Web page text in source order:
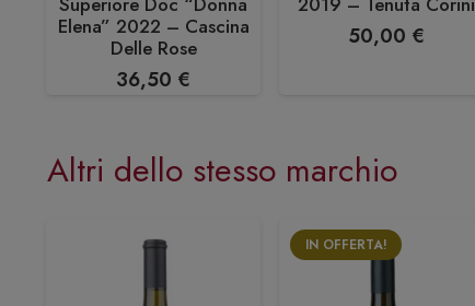
Elena” 2022 – Cascina
Delle Rose
36,50 €
50,00 €
Altri dello stesso marchio
IN OFFERTA!